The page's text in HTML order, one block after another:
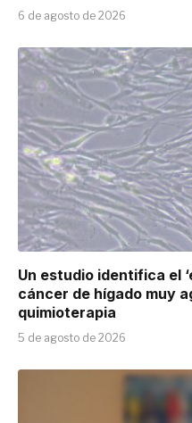
6 de agosto de 2026
Un estudio identifica el
cáncer de hígado muy
quimioterapia
5 de agosto de 2026